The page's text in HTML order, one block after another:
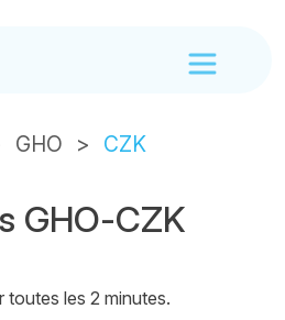
GHO CZK
GHO-CZK
toutes les 2 minutes.